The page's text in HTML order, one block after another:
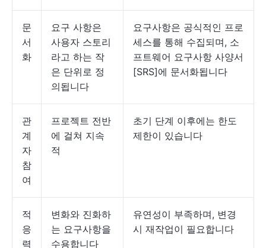
문
서
화
요구 사항은
사용자 스토리
라고 하는 작
은 단위로 정
의됩니다
요구사항은 공식적인 프로
세스를 통해 수집되며, 소
프트웨어 요구사항 사양서
[SRS]에 문서화됩니다
관
계
자
참
여
프로젝트 전반
에 걸쳐 지속
적
초기 단계 이후에는 한도
제한이 있습니다
적
응
력
변화와 진화하
는 요구사항을
수용합니다
유연성이 부족하며, 변경
시 재작업이 필요합니다